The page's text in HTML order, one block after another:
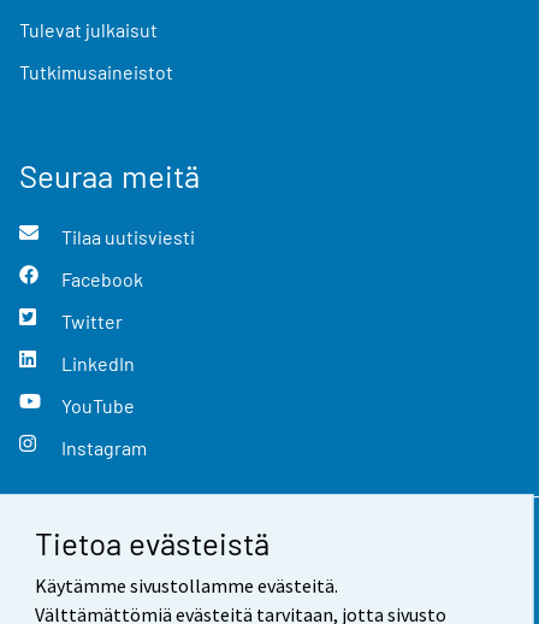
Tietoa evästeistä
Käytämme sivustollamme evästeitä.
Välttämättömiä evästeitä tarvitaan, jotta sivusto
Tulevat julkaisut
Tutkimusaineistot
Seuraa meitä
Tilaa uutisviesti
Facebook
Twitter
LinkedIn
YouTube
Instagram
Yhteystiedot
Palaute